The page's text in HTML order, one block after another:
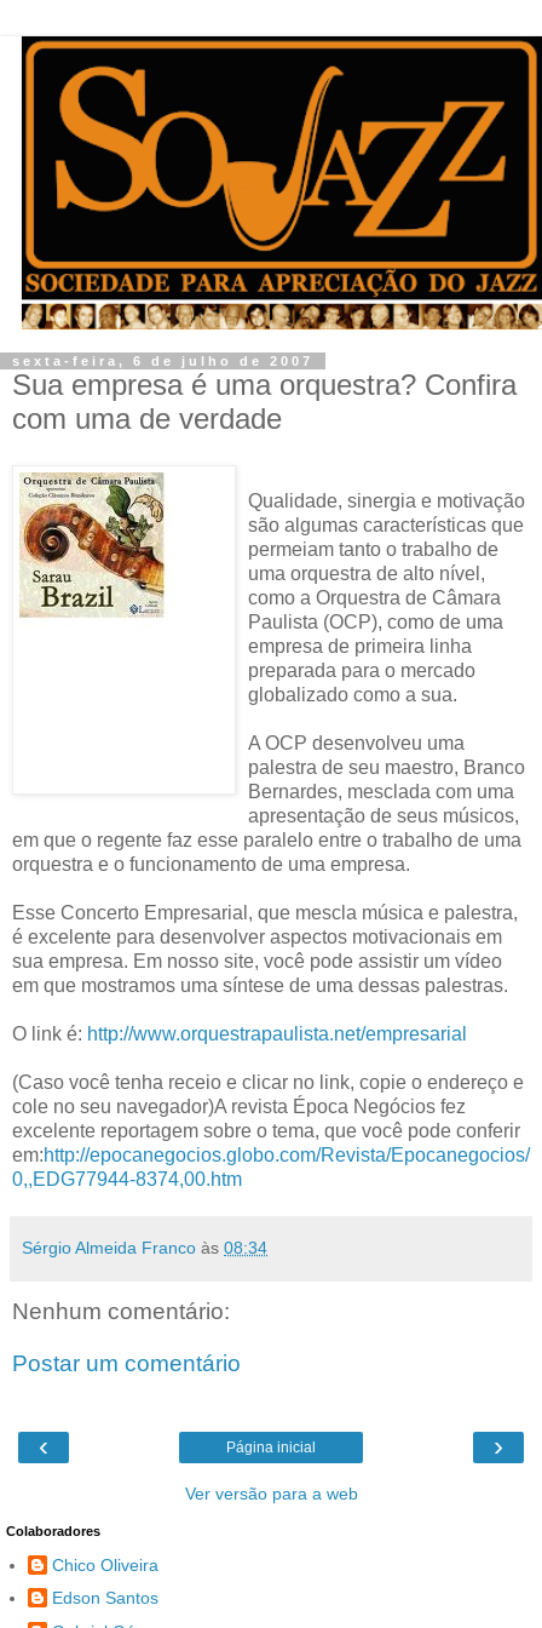
sexta-feira, 6 de julho de 2007
Sua empresa é uma orquestra? Confira
com uma de verdade
Qualidade, sinergia e motivação
são algumas características que
permeiam tanto o trabalho de
uma orquestra de alto nível,
como a Orquestra de Câmara
Paulista (OCP), como de uma
empresa de primeira linha
preparada para o mercado
globalizado como a sua.
A OCP desenvolveu uma
palestra de seu maestro, Branco
Bernardes, mesclada com uma
apresentação de seus músicos,
em que o regente faz esse paralelo entre o trabalho de uma
orquestra e o funcionamento de uma empresa.
Esse Concerto Empresarial, que mescla música e palestra,
é excelente para desenvolver aspectos motivacionais em
sua empresa. Em nosso site, você pode assistir um vídeo
em que mostramos uma síntese de uma dessas palestras.
O link é: http://www.orquestrapaulista.net/empresarial
(Caso você tenha receio e clicar no link, copie o endereço e
cole no seu navegador)A revista Época Negócios fez
excelente reportagem sobre o tema, que você pode conferir
em:http://epocanegocios.globo.com/Revista/Epocanegocios/
0,,EDG77944-8374,00.htm
Sérgio Almeida Franco às 08:34
Nenhum comentário:
Postar um comentário
‹ ›
Página inicial
Ver versão para a web
Colaboradores
Chico Oliveira
Edson Santos